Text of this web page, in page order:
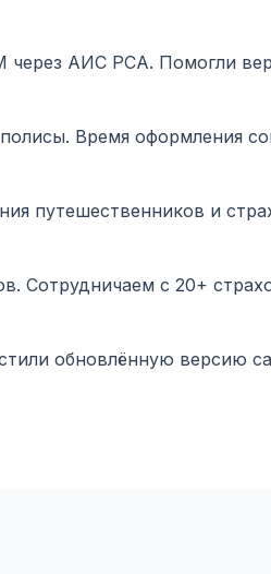
через АИС РСА. Помогли
Время оформления
путешественников и
Сотрудничаем с 20+
обновлённую версию